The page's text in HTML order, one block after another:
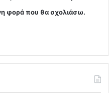
φορά που θα σχολιάσω.